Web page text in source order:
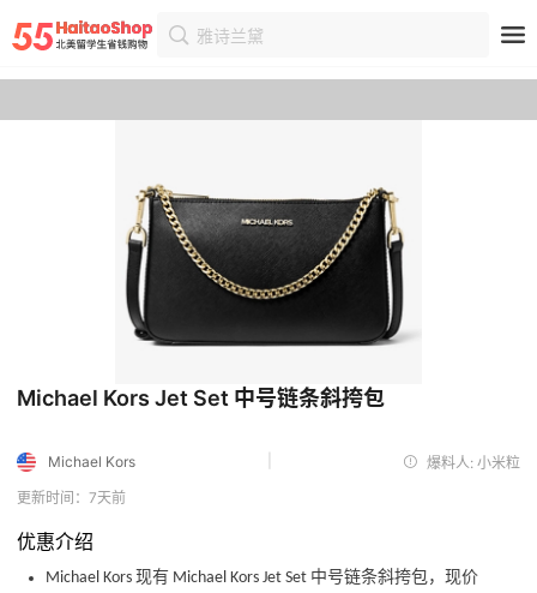
雅诗兰黛
首页 优惠 优惠详情
Michael Kors Jet Set 中号链条斜挎包
Michael Kors
爆料人: 小米粒
更新时间：7天前
优惠介绍
Michael Kors 现有 Michael Kors Jet Set 中号链条斜挎包，现价